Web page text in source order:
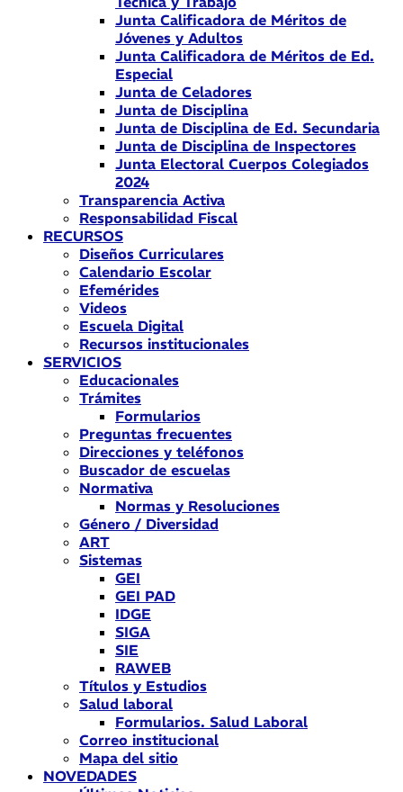
Junta Calificadora de Méritos de
Jóvenes y Adultos
Junta Calificadora de Méritos de Ed.
Especial
Junta de Celadores
Junta de Disciplina
Junta de Disciplina de Ed. Secundaria
Junta de Disciplina de Inspectores
Junta Electoral Cuerpos Colegiados
2024
Transparencia Activa
Responsabilidad Fiscal
RECURSOS
Diseños Curriculares
Calendario Escolar
Efemérides
Videos
Escuela Digital
Recursos institucionales
SERVICIOS
Educacionales
Trámites
Formularios
Preguntas frecuentes
Direcciones y teléfonos
Buscador de escuelas
Normativa
Normas y Resoluciones
Género / Diversidad
ART
Sistemas
GEI
GEI PAD
IDGE
SIGA
SIE
RAWEB
Títulos y Estudios
Salud laboral
Formularios. Salud Laboral
Correo institucional
Mapa del sitio
NOVEDADES